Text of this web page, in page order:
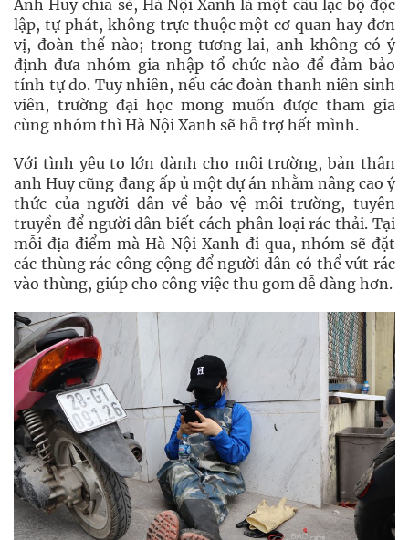
Anh Huy chia sẻ, Hà Nội Xanh là một câu lạc bộ độc
lập, tự phát, không trực thuộc một cơ quan hay đơn
vị, đoàn thể nào; trong tương lai, anh không có ý
định đưa nhóm gia nhập tổ chức nào để đảm bảo
tính tự do. Tuy nhiên, nếu các đoàn thanh niên sinh
viên, trường đại học mong muốn được tham gia
cùng nhóm thì Hà Nội Xanh sẽ hỗ trợ hết mình.
Với tình yêu to lớn dành cho môi trường, bản thân
anh Huy cũng đang ấp ủ một dự án nhằm nâng cao ý
thức của người dân về bảo vệ môi trường, tuyên
truyền để người dân biết cách phân loại rác thải. Tại
mỗi địa điểm mà Hà Nội Xanh đi qua, nhóm sẽ đặt
các thùng rác công cộng để người dân có thể vứt rác
vào thùng, giúp cho công việc thu gom dễ dàng hơn.